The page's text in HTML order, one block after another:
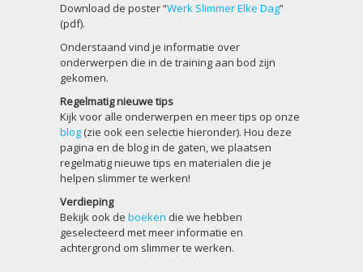
Download de poster “Werk Slimmer Elke Dag”
(pdf).
Onderstaand vind je informatie over
onderwerpen die in de training aan bod zijn
gekomen.
Regelmatig nieuwe tips
Kijk voor alle onderwerpen en meer tips op onze
blog (zie ook een selectie hieronder). Hou deze
pagina en de blog in de gaten, we plaatsen
regelmatig nieuwe tips en materialen die je
helpen slimmer te werken!
Verdieping
Bekijk ook de boeken die we hebben
geselecteerd met meer informatie en
achtergrond om slimmer te werken.